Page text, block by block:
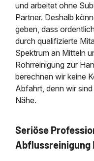
und arbeitet ohne
Partner. Deshalb
geben, dass
durch qualifizierte
Spektrum an Mitteln
Rohrreinigung zur
berechnen wir keine
Abfahrt, denn wir
Nähe.
Seriöse
Abflussreinigung